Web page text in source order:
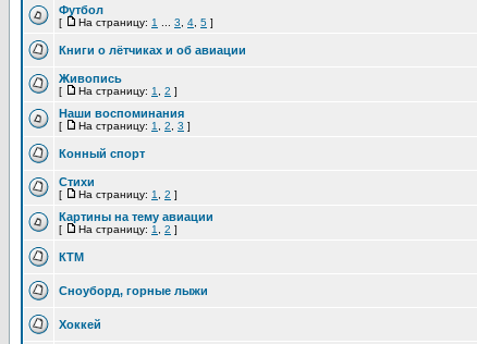
Футбол
[ На страницу: 1 3 4 5 ]
Книги о лётчиках и об авиации
Живопись
[ На страницу: 1 2 ]
Наши воспоминания
[ На страницу: 1 2 3 ]
Конный спорт
Стихи
[ На страницу: 1 2 ]
Картины на тему авиации
[ На страницу: 1 2 ]
КТМ
Cноуборд, горные лыжи
Хоккей